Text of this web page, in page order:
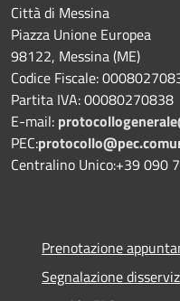
Città di Messina
Piazza Unione Europea
98122, Messina (ME)
Codice Fiscale:
Partita IVA: 00080270838
E-mail:
PEC:
Centralino Unico:+39 090
Prenotazione
Segnalazione